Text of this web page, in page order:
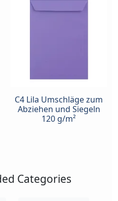
C4 Lila Umschläge zum
Abziehen und Siegeln
120 g/m²
Categories